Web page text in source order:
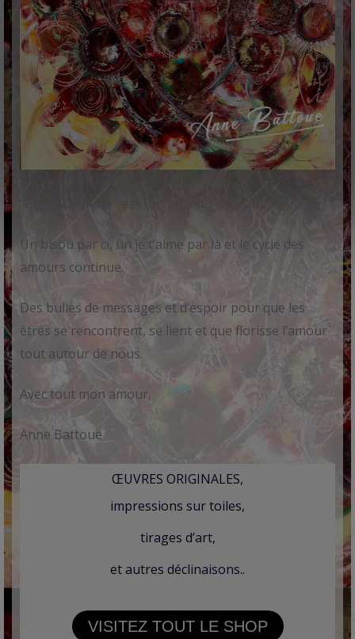
Un bisou par ci, un je t’aime par là et le cycle des
amours continue.
Des bulles de messages et d’espoir pour que les
êtres se rencontrent, se lient et que florisse l’amour
tout autour de nous.
Avec tout mon amour,
Anne Battoue
ŒUVRES ORIGINALES,
impressions sur toiles,
tirages d’art,
et autres déclinaisons..
VISITEZ TOUT LE SHOP